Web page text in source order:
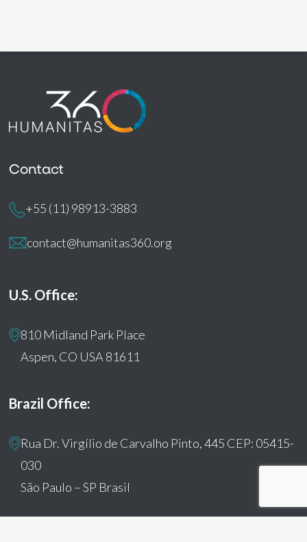
Contact
+55 (11) 98913-3883
contact@humanitas360.org
U.S. Office:
810 Midland Park Place
Aspen, CO USA 81611
Brazil Office:
Rua Dr. Virgílio de Carvalho Pinto, 445 CEP: 05415-
030
São Paulo – SP Brasil